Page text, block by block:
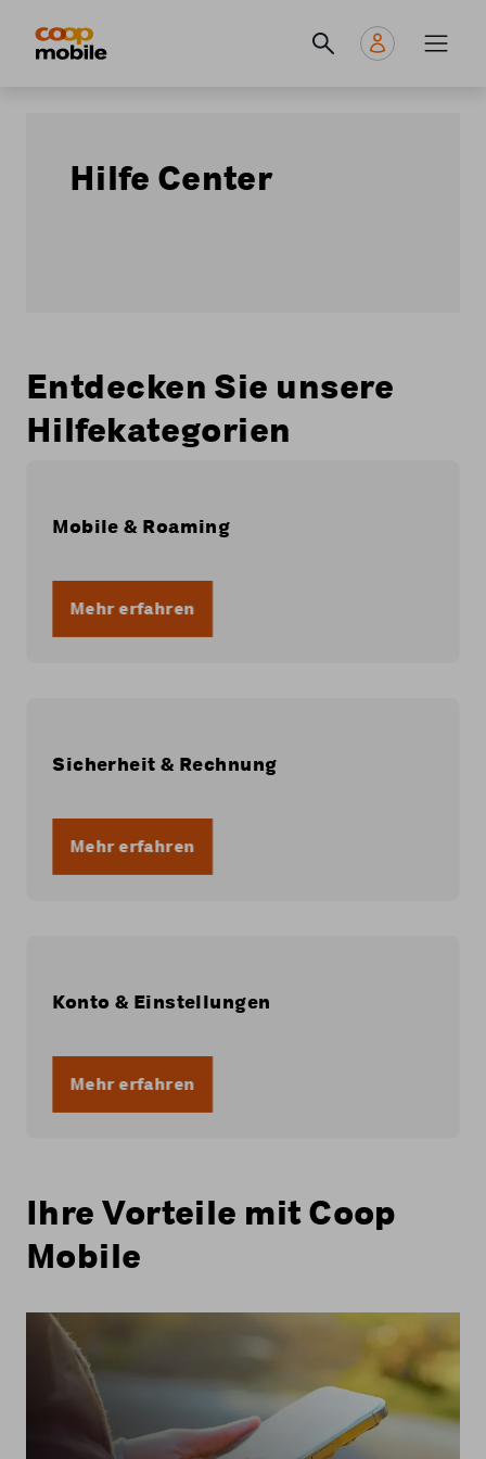
principale
Hilfe Center
Entdecken Sie unsere
Hilfekategorien
Mobile & Roaming
Mehr erfahren
Sicherheit & Rechnung
Mehr erfahren
Konto & Einstellungen
Mehr erfahren
Ihre Vorteile mit Coop
Mobile
Bei allen Handy-Abos von Coop Mobile nutzen
Sie das 5G-Netz von Swisscom.